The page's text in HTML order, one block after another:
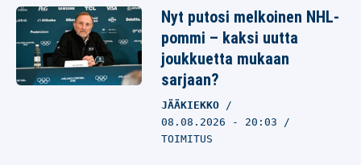
Nyt putosi melkoinen NHL-
pommi – kaksi uutta
joukkuetta mukaan
sarjaan?
JÄÄKIEKKO
08.08.2026 - 20:03
TOIMITUS